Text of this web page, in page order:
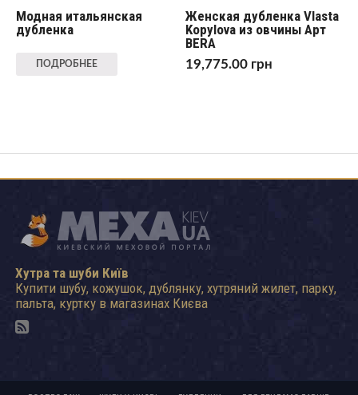
Модная итальянская
дубленка
ПОДРОБНЕЕ
Женская дубленка Vlasta
Kopylova из овчины Арт
BERA
19,775.00 грн
Хутра та шуби Київ
Купити шубу, кожушок, дублянку, хутряний жилет, парку,
пальта, куртку в магазинах Києва